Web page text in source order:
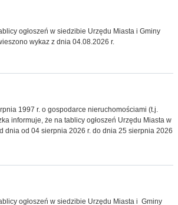
ogłoszeń w siedzibie Urzędu Miasta i Gminy
wykaz z dnia 04.08.2026 r.
1997 r. o gospodarce nieruchomościami (t.j.
informuje, że na tablicy ogłoszeń Urzędu Miasta w
dnia od 04 sierpnia 2026 r. do dnia 25 sierpnia 2026
ogłoszeń w siedzibie Urzędu Miasta i Gminy